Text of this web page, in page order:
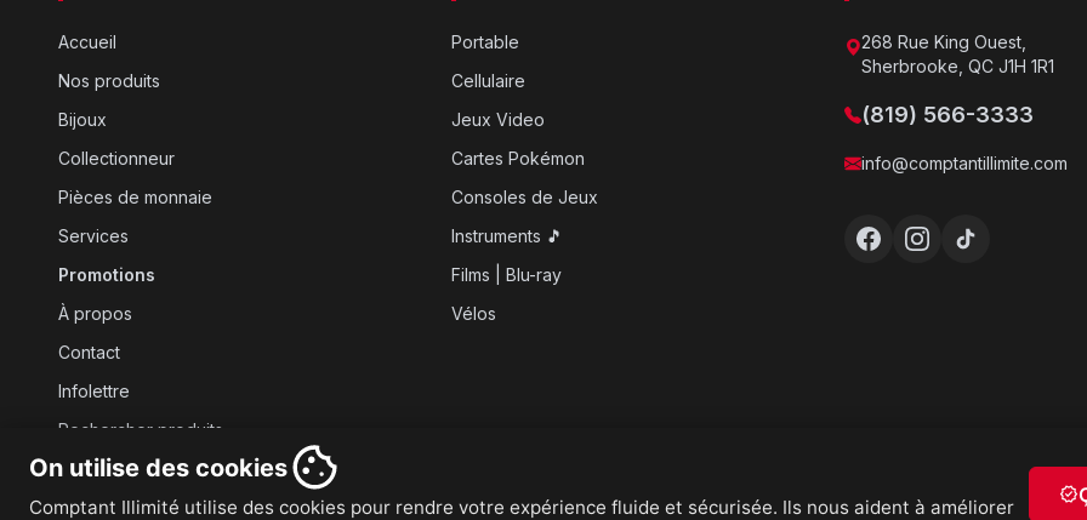
On utilise des cookies
Comptant Illimité utilise des cookies pour rendre votre expérience fluide et sécurisée. Ils nous aident à améliorer
verified
Accueil
Nos produits
Bijoux
Collectionneur
Pièces de monnaie
Services
Promotions
À propos
Contact
Infolettre
Rechercher produits
Portable
Cellulaire
Jeux Video
Cartes Pokémon
Consoles de Jeux
Instruments 🎵
Films | Blu-ray
Vélos
268 Rue King Ouest,
Sherbrooke, QC J1H 1R1
(819) 566-3333
info@comptantillimite.com